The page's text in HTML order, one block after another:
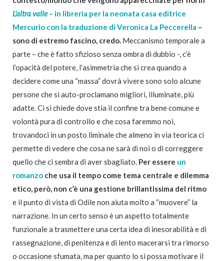
L’altra valle– in libreria per la neonata casa editrice
Mercurio con la traduzione di Veronica La Peccerella –
sono di estremo fascino, credo. Meccanismo temporale a
parte – che è fatto sfizioso senza ombra di dubbio -, c’è
l’opacità del potere, l’asimmetria che si crea quando a
decidere come una “massa” dovrà vivere sono solo alcune
persone che si auto-proclamano migliori, illuminate, più
adatte. Ci si chiede dove stia il confine tra bene comune e
volontà pura di controllo e che cosa faremmo noi,
trovandoci in un posto liminale che almeno in via teorica ci
permette di vedere che cosa ne sarà di noi o di correggere
quello che ci sembra di aver sbagliato. Per essere un
romanzo che usa il tempo come tema centrale e dilemma
etico, però, non c’è una gestione brillantissima del ritmo
e il punto di vista di Odile non aiuta molto a “muovere” la
narrazione. In un certo senso è un aspetto totalmente
funzionale a trasmettere una certa idea di inesorabilità e di
rassegnazione, di penitenza e di lento macerarsi tra rimorso
o occasione sfumata, ma per quanto lo si possa motivare il